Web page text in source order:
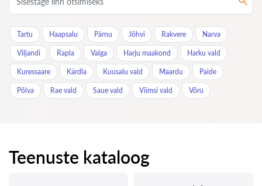
Tartu Haapsalu Pärnu Jõhvi Rakvere Narva
Viljandi Rapla Valga Harju maakond Harku vald
Kuressaare Kärdla Kuusalu vald Maardu Paide
Põlva Rae vald Saue vald Viimsi vald Võru
Teenuste kataloog